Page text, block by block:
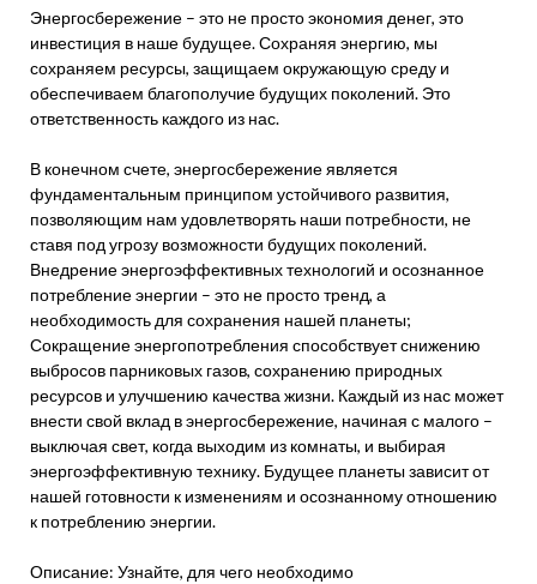
Энергосбережение – это не просто экономия денег, это
инвестиция в наше будущее. Сохраняя энергию, мы
сохраняем ресурсы, защищаем окружающую среду и
обеспечиваем благополучие будущих поколений. Это
ответственность каждого из нас.
В конечном счете, энергосбережение является
фундаментальным принципом устойчивого развития,
позволяющим нам удовлетворять наши потребности, не
ставя под угрозу возможности будущих поколений.
Внедрение энергоэффективных технологий и осознанное
потребление энергии – это не просто тренд, а
необходимость для сохранения нашей планеты;
Сокращение энергопотребления способствует снижению
выбросов парниковых газов, сохранению природных
ресурсов и улучшению качества жизни. Каждый из нас может
внести свой вклад в энергосбережение, начиная с малого –
выключая свет, когда выходим из комнаты, и выбирая
энергоэффективную технику. Будущее планеты зависит от
нашей готовности к изменениям и осознанному отношению
к потреблению энергии.
Описание: Узнайте, для чего необходимо